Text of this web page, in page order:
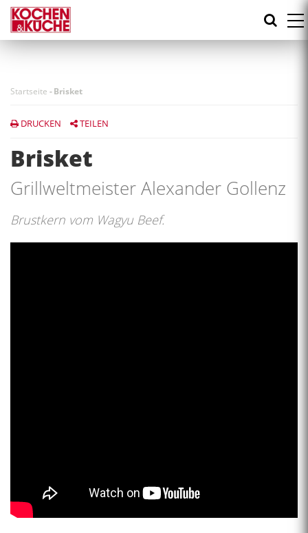
Direkt
zum
Inhalt
Startseite -Brisket
DRUCKEN TEILEN
Brisket
Grillweltmeister Alexander Gollenz
Brustkern vom Wagyu Beef.